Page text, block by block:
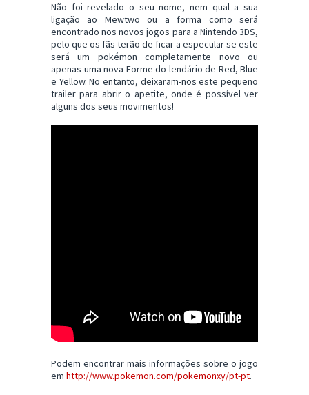
Não foi revelado o seu nome, nem qual a sua
ligação ao Mewtwo ou a forma como será
encontrado nos novos jogos para a Nintendo 3DS,
pelo que os fãs terão de ficar a especular se este
será um pokémon completamente novo ou
apenas uma nova Forme do lendário de Red, Blue
e Yellow. No entanto, deixaram-nos este pequeno
trailer para abrir o apetite, onde é possível ver
alguns dos seus movimentos!
Podem encontrar mais informações sobre o jogo
em http://www.pokemon.com/pokemonxy/pt-pt.